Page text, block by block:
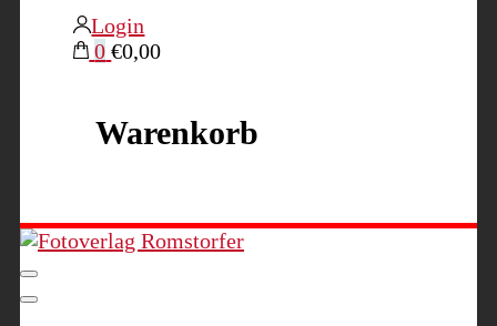
Login
0 €0,00
Warenkorb